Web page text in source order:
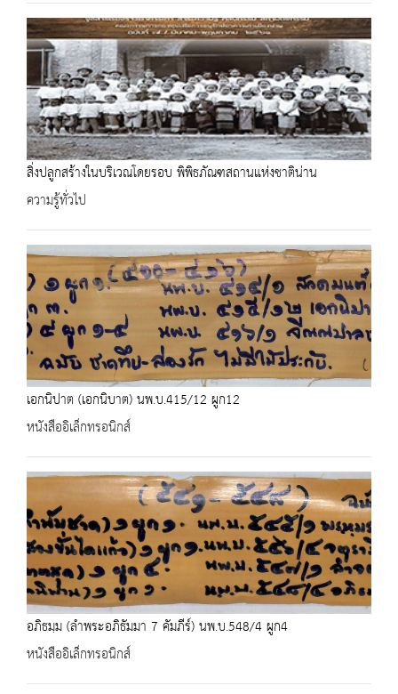
สิ่งปลูกสร้างในบริเวณโดยรอบ พิพิธภัณฑสถานแห่งชาติน่าน
ความรู้ทั่วไป
เอกนิปาต (เอกนิบาต) นพ.บ.415/12 ผูก12
หนังสืออิเล็กทรอนิกส์
อภิธมฺม (ลำพระอภิธัมมา 7 คัมภีร์) นพ.บ.548/4 ผูก4
หนังสืออิเล็กทรอนิกส์